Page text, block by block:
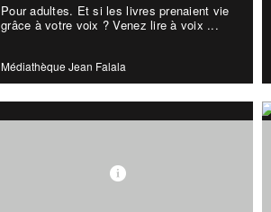
Pour adultes. Et si les livres prenaient vie
grâce à votre voix ? Venez lire à voix ...
Médiathèque Jean Falala